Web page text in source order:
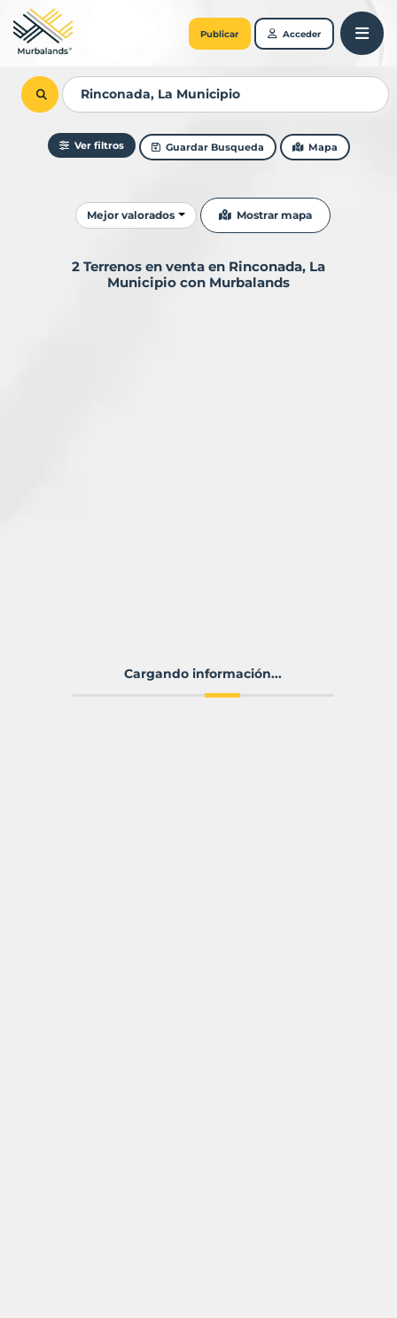
Publicar Acceder
Ver filtros Guardar Busqueda Mapa
Ordenar resultados
Mejor valorados Mostrar mapa
2 Terrenos en venta en Rinconada, La
Municipio con Murbalands
Cargando información...